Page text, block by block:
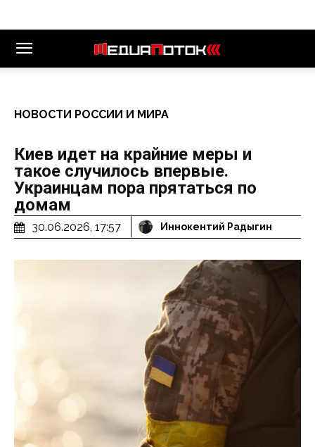
НОВОСТИ РОССИИ И МИРА
Киев идет на крайние меры и
такое случилось впервые.
Украинцам пора прятаться по
домам
30.06.2026, 17:57 Иннокентий Радыгин